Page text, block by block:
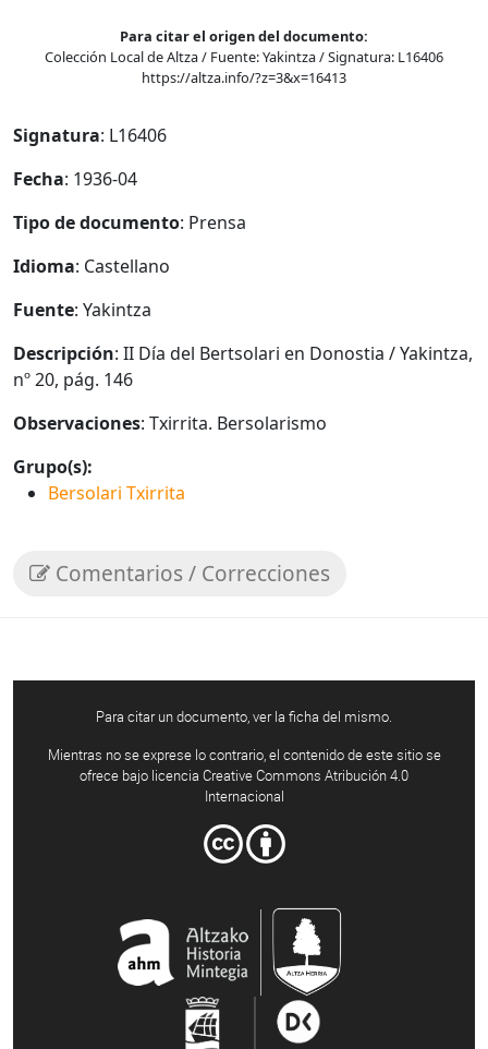
Para citar el origen del documento:
Colección Local de Altza / Fuente: Yakintza / Signatura: L16406
https://altza.info/?z=3&x=16413
Signatura: L16406
Fecha: 1936-04
Tipo de documento: Prensa
Idioma: Castellano
Fuente: Yakintza
Descripción: II Día del Bertsolari en Donostia / Yakintza,
nº 20, pág. 146
Observaciones: Txirrita. Bersolarismo
Grupo(s):
Bersolari Txirrita
Comentarios / Correcciones
Para citar un documento, ver la ficha del mismo.
Mientras no se exprese lo contrario, el contenido de este sitio se
ofrece bajo licencia Creative Commons Atribución 4.0
Internacional